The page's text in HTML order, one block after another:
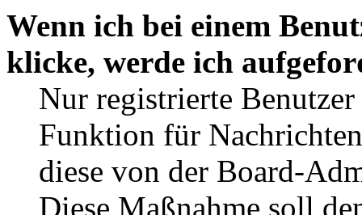
Wenn ich bei einem
klicke, werde ich
Nur registrierte
Funktion für
diese von der Board-
Diese Maßnahme soll